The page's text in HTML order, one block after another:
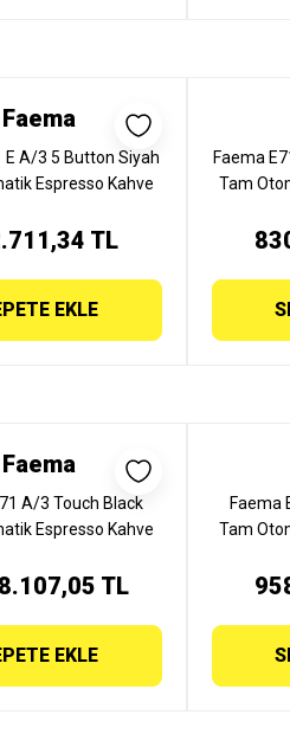
Faema
E A/3 5 Button Siyah
Espresso Kahve
SİYAHTL
EKLE
Faema
Tam
Faema
A/3 Touch Black
Espresso Kahve
BLACK TL
EKLE
Faema
Tam